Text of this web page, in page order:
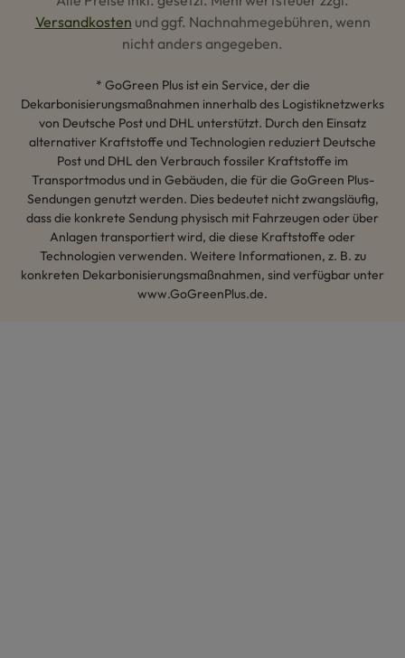
Versandkosten und ggf. Nachnahmegebühren, wenn
nicht anders angegeben.
* GoGreen Plus ist ein Service, der die
Dekarbonisierungsmaßnahmen innerhalb des Logistiknetzwerks
von Deutsche Post und DHL unterstützt. Durch den Einsatz
alternativer Kraftstoffe und Technologien reduziert Deutsche
Post und DHL den Verbrauch fossiler Kraftstoffe im
Transportmodus und in Gebäuden, die für die GoGreen Plus-
Sendungen genutzt werden. Dies bedeutet nicht zwangsläufig,
dass die konkrete Sendung physisch mit Fahrzeugen oder über
Anlagen transportiert wird, die diese Kraftstoffe oder
Technologien verwenden. Weitere Informationen, z. B. zu
konkreten Dekarbonisierungsmaßnahmen, sind verfügbar unter
www.GoGreenPlus.de.